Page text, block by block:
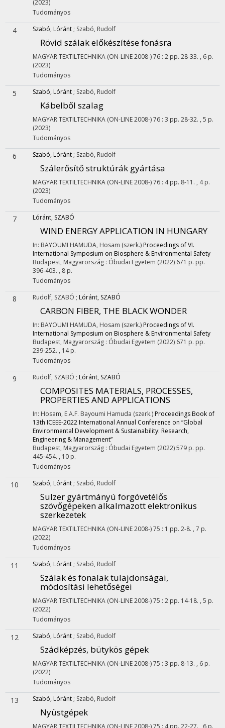
(2023)
Tudományos
4 Szabó, Lóránt ; Szabó, Rudolf
Rövid szálak előkészítése fonásra
MAGYAR TEXTILTECHNIKA (ON-LINE 2008-)76 : 2 pp. 28-33. , 6 p.
(2023)
Tudományos
5 Szabó, Lóránt ; Szabó, Rudolf
Kábelből szalag
MAGYAR TEXTILTECHNIKA (ON-LINE 2008-)76 : 3 pp. 28-32. , 5 p.
(2023)
Tudományos
6 Szabó, Lóránt ; Szabó, Rudolf
Szálerősítő struktúrák gyártása
MAGYAR TEXTILTECHNIKA (ON-LINE 2008-)76 : 4 pp. 8-11. , 4 p.
(2023)
Tudományos
7 Lóránt, SZABÓ
WIND ENERGY APPLICATION IN HUNGARY
In: BAYOUMI HAMUDA, Hosam (szerk.) Proceedings of VI.
International Symposium on Biosphere & Environmental Safety
Budapest, Magyarország : Óbudai Egyetem (2022) 671 p. pp.
396-403. , 8 p.
Tudományos
8 Rudolf, SZABÓ ; Lóránt, SZABÓ
CARBON FIBER, THE BLACK WONDER
In: BAYOUMI HAMUDA, Hosam (szerk.) Proceedings of VI.
International Symposium on Biosphere & Environmental Safety
Budapest, Magyarország : Óbudai Egyetem (2022) 671 p. pp.
239-252. , 14 p.
Tudományos
9 Rudolf, SZABÓ ; Lóránt, SZABÓ
COMPOSITES MATERIALS, PROCESSES,
PROPERTIES AND APPLICATIONS
In: Hosam, E.A.F. Bayoumi Hamuda (szerk.) Proceedings Book of
13th ICEEE-2022 International Annual Conference on “Global
Environmental Development & Sustainability: Research,
Engineering & Management”
Budapest, Magyarország : Óbudai Egyetem (2022)579 p. pp.
445-454. , 10 p.
Tudományos
10 Szabó, Lóránt ; Szabó, Rudolf
Sulzer gyártmányú forgóvetélős
szövőgépeken alkalmazott elektronikus
szerkezetek
MAGYAR TEXTILTECHNIKA (ON-LINE 2008-)75 : 1 pp. 2-8. , 7 p.
(2022)
Tudományos
11 Szabó, Lóránt ; Szabó, Rudolf
Szálak és fonalak tulajdonságai,
módosítási lehetőségei
MAGYAR TEXTILTECHNIKA (ON-LINE 2008-)75 : 2 pp. 14-18. , 5 p.
(2022)
Tudományos
12 Szabó, Lóránt ; Szabó, Rudolf
Szádképzés, bütykös gépek
MAGYAR TEXTILTECHNIKA (ON-LINE 2008-)75 : 3 pp. 8-13. , 6 p.
(2022)
Tudományos
13 Szabó, Lóránt ; Szabó, Rudolf
Nyüstgépek
MAGYAR TEXTILTECHNIKA (ON-LINE 2008-)75 : 4 pp. 22-27. , 6 p.